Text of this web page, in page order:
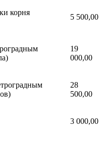
корня
5 500,00
19
000,00
28
500,00
3 000,00